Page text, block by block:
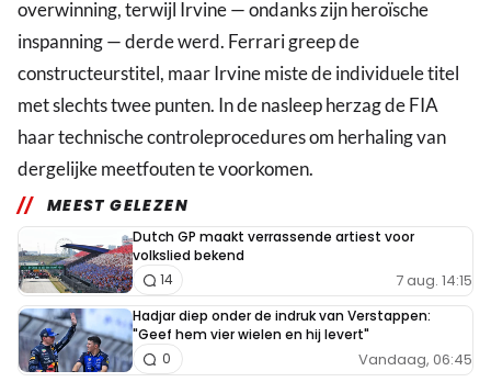
overwinning, terwijl Irvine — ondanks zijn heroïsche
inspanning — derde werd. Ferrari greep de
constructeurstitel, maar Irvine miste de individuele titel
met slechts twee punten. In de nasleep herzag de FIA
haar technische controleprocedures om herhaling van
dergelijke meetfouten te voorkomen.
MEEST GELEZEN
Dutch GP maakt verrassende artiest voor
volkslied bekend
7 aug. 14:15
14
Hadjar diep onder de indruk van Verstappen:
"Geef hem vier wielen en hij levert"
Vandaag, 06:45
0